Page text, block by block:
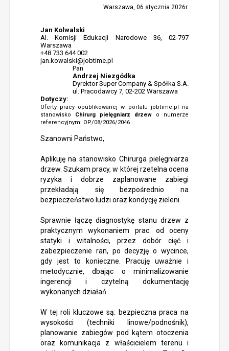
Warszawa, 06 stycznia 2026r.
Jan Kolwalski
Al. Komisji Edukacji Narodowe 36, 02-797
Warszawa
+48 733 644 002
jan.kowalski@jobtime.pl
Pan
Andrzej Niezgódka
Dyrektor Super Company & Spółka S.A.
ul. Pracodawcy 7, 02-202 Warszawa
Dotyczy:
Oferty pracy opublikowanej w portalu jobtime.pl na
stanowisko Chirurg pielęgniarz drzew o numerze
referencyjnym: OP/08/2026/2046
Szanowni Państwo,
Aplikuję na stanowisko Chirurga pielęgniarza
drzew. Szukam pracy, w której rzetelna ocena
ryzyka i dobrze zaplanowane zabiegi
przekładają się bezpośrednio na
bezpieczeństwo ludzi oraz kondycję zieleni.
Sprawnie łączę diagnostykę stanu drzew z
praktycznym wykonaniem prac: od oceny
statyki i witalności, przez dobór cięć i
zabezpieczenie ran, po decyzję o wycince,
gdy jest to konieczne. Pracuję uważnie i
metodycznie, dbając o minimalizowanie
ingerencji i czytelną dokumentację
wykonanych działań.
W tej roli kluczowe są: bezpieczna praca na
wysokości (techniki linowe/podnośnik),
planowanie zabiegów pod kątem otoczenia
oraz komunikacja z właścicielem terenu i